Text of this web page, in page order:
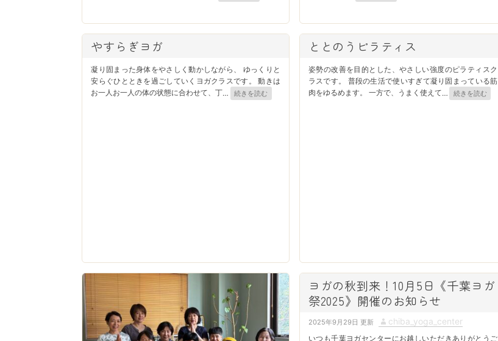
やすらぎヨガ
凝り固まった身体をやさしく動かしながら、 ゆっくりと
安らぐひとときを過ごしていくヨガクラスです。 動きは
お一人お一人の体の状態に合わせて、丁… 続きを読む
ととのうピラティス
姿勢の改善を目的とした、やさしい強度のピラティスク
ラスです。 普段の生活で使いすぎて凝り固まっている筋
肉をゆるめます。 一方で、うまく使えて… 続きを読む
ヨガの秋到来！10月5日《千葉ヨガ
祭2025》開催のお知らせ
P
o
2025年9月29日
A
u
chiba_yoga_center
いつも千葉ヨガセンターにお越しいただきありがとうご